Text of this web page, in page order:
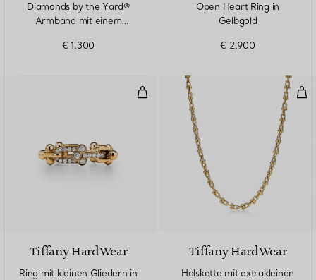
Diamonds by the Yard®
Armband mit einem
€ 1.300
Open Heart Ring in
Gelbgold
€ 2.900
Ring mit kleinen Gliedern in
3 Materialien
Tiffany HardWear
Ring mit kleinen Gliedern in
Tiffany HardWear
Halskette mit extrakleinen